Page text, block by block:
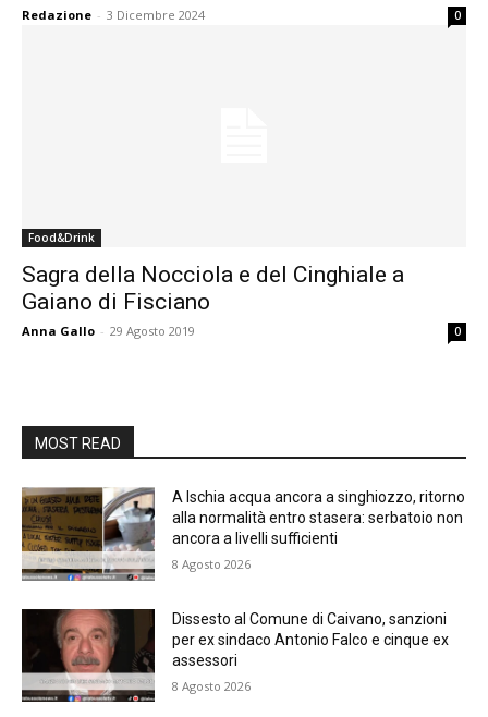
Redazione - 3 Dicembre 2024 0
Food&Drink
Sagra della Nocciola e del Cinghiale a
Gaiano di Fisciano
Anna Gallo - 29 Agosto 2019 0
MOST READ
A Ischia acqua ancora a singhiozzo, ritorno
alla normalità entro stasera: serbatoio non
ancora a livelli sufficienti
8 Agosto 2026
Dissesto al Comune di Caivano, sanzioni
per ex sindaco Antonio Falco e cinque ex
assessori
8 Agosto 2026